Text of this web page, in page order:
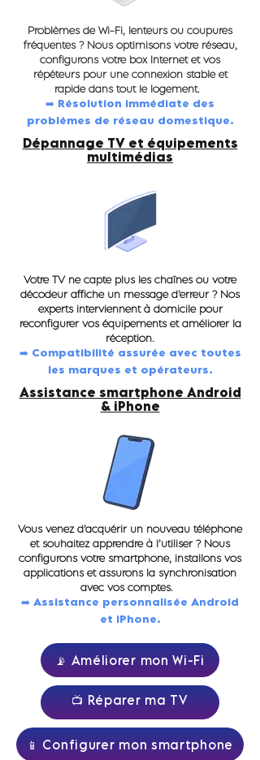
Problèmes de Wi-Fi, lenteurs ou coupures
fréquentes ? Nous optimisons votre réseau,
configurons votre box Internet et vos
répéteurs pour une connexion stable et
rapide dans tout le logement.
➡️ Résolution immédiate des
problèmes de réseau domestique.
Dépannage TV et équipements
multimédias
Votre TV ne capte plus les chaînes ou votre
décodeur affiche un message d’erreur ? Nos
experts interviennent à domicile pour
reconfigurer vos équipements et améliorer la
réception.
➡️ Compatibilité assurée avec toutes
les marques et opérateurs.
Assistance smartphone Android
& iPhone
Vous venez d’acquérir un nouveau téléphone
et souhaitez apprendre à l’utiliser ? Nous
configurons votre smartphone, installons vos
applications et assurons la synchronisation
avec vos comptes.
➡️ Assistance personnalisée Android
et iPhone.
📡 Améliorer mon Wi-Fi
📺 Réparer ma TV
📱 Configurer mon smartphone